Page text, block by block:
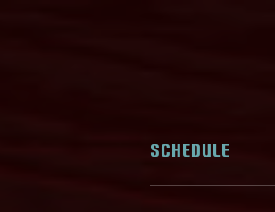
SCHEDULE